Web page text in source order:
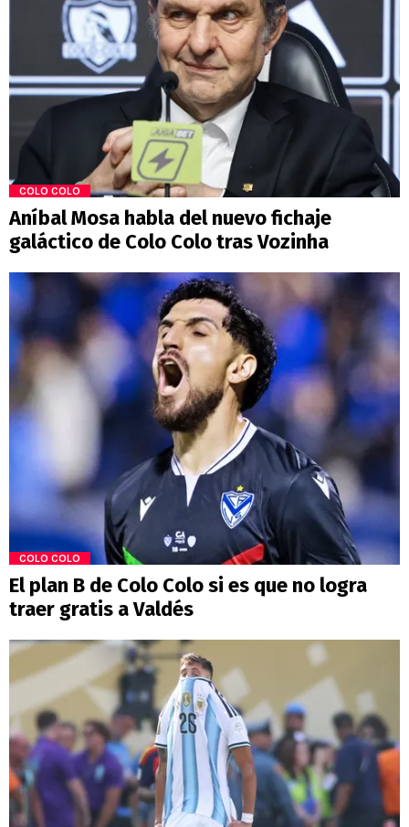
COLO COLO
Aníbal Mosa habla del nuevo fichaje
galáctico de Colo Colo tras Vozinha
COLO COLO
El plan B de Colo Colo si es que no logra
traer gratis a Valdés